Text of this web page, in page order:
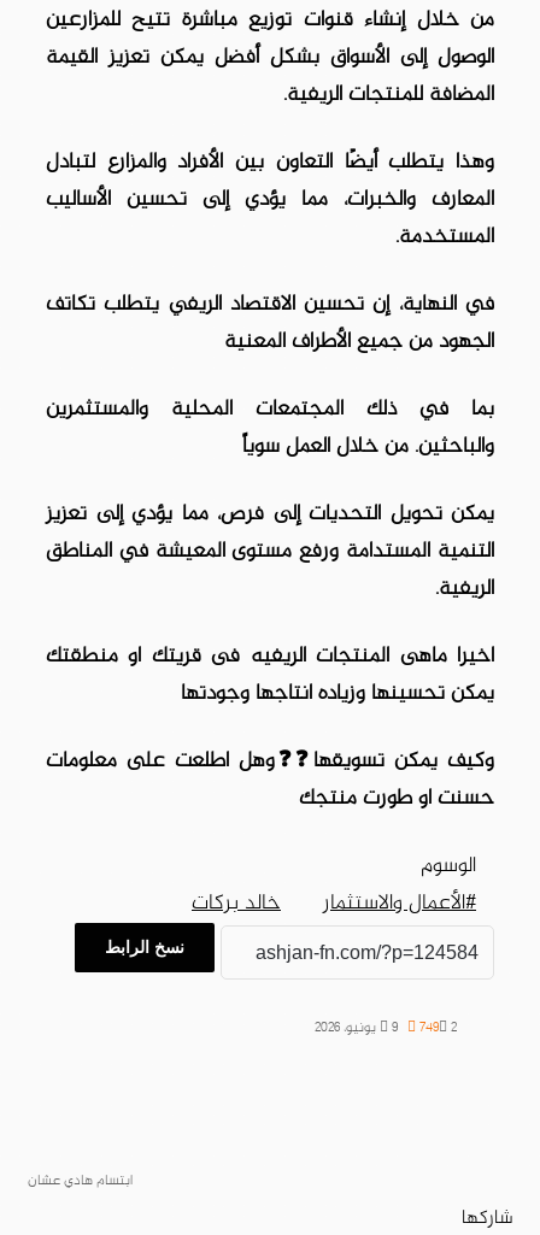
من خلال إنشاء قنوات توزيع مباشرة تتيح للمزارعين
الوصول إلى الأسواق بشكل أفضليمكن تعزيز القيمة
المضافة للمنتجات الريفية.
وهذا يتطلب أيضًا التعاون بين الأفراد والمزارع لتبادل
المعارف والخبرات، مما يؤدي إلى تحسين الأساليب
المستخدمة.
في النهاية، إن تحسين الاقتصاد الريفي يتطلب تكاتف
الجهود من جميع الأطراف المعنية
بما في ذلك المجتمعات المحلية والمستثمرين
والباحثين. من خلال العمل سوياً
يمكن تحويل التحديات إلى فرص، مما يؤدي إلى تعزيز
التنمية المستدامة ورفع مستوى المعيشة في المناطق
الريفية.
اخيرا ماهى المنتجات الريفيه فى قريتك او منطقتك
يمكن تحسينها وزياده انتاجها وجودتها
وكيف يمكن تسويقها❓❓وهل اطلعت على معلومات
حسنت او طورت منتجك
الوسوم
#الأعمال والاستثمار
خالد بركات
نسخ الرابط
ابتسام هادي عشان
9 يونيو، 2026 2
749
شاركها